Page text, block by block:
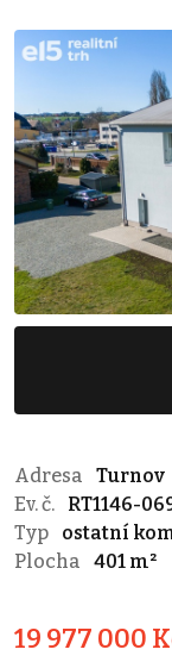
Adresa
Turnov
Ev. č.
RT1146-
Typ
ostatní
Plocha
401 m²
19 977 000